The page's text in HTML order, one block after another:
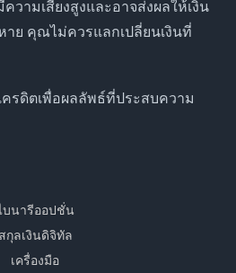
วามเสี่ยงสูงและอาจส่งผลให้เงิน
คุณไม่ควรแลกเปลี่ยนเงินที่
รดิตเพื่อผลลัพธ์ที่ประสบความ
บนารีออปชั่น
สกุลเงินดิจิทัล
เครื่องมือ